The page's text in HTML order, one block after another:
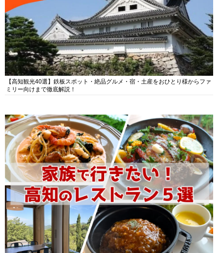
【高知観光40選】鉄板スポット・絶品グルメ・宿・土産をおひとり様からファ
ミリー向けまで徹底解説！